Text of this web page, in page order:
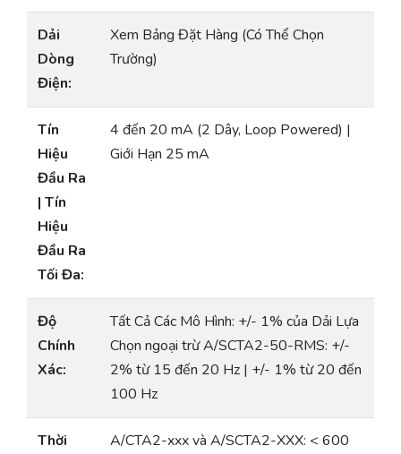
Dải
Dòng
Điện:
Xem Bảng Đặt Hàng (Có Thể Chọn
Trường)
Tín
Hiệu
Đầu Ra
| Tín
Hiệu
Đầu Ra
Tối Đa:
4 đến 20 mA (2 Dây, Loop Powered) |
Giới Hạn 25 mA
Độ
Chính
Xác:
Tất Cả Các Mô Hình: +/- 1% của Dải Lựa
Chọn ngoại trừ A/SCTA2-50-RMS: +/-
2% từ 15 đến 20 Hz | +/- 1% từ 20 đến
100 Hz
Thời
A/CTA2-xxx và A/SCTA2-XXX: < 600